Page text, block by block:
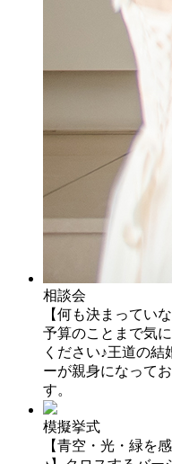
相談会
【何も決まってい
予算のことまで気
ください♪王道の
ーが親身になって
す。
模擬挙式
【青空・光・緑を